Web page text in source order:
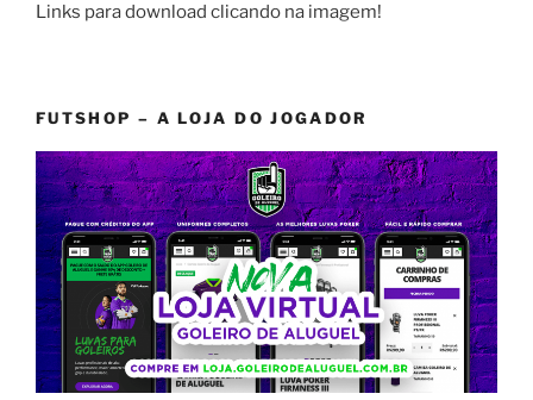
Links para download clicando na imagem!
FUTSHOP – A LOJA DO JOGADOR